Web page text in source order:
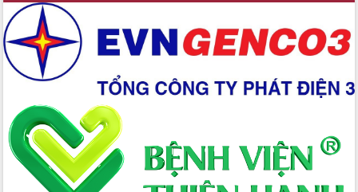
Trương Công Thái kiểm tra thực địa
Dự án cao tốc Khánh Hòa - Buôn Ma
Thuột
Định vị cà phê Việt Nam như một “di
sản sống” trong dòng chảy toàn cầu
Xây dựng nông thôn mới: Nâng cao đời
sống người dân từ những mô hình thiết
thực
Quyết liệt tháo gỡ vướng mắc, đẩy
nhanh tiến độ các dự án trọng điểm
trong Khu kinh tế Nam Phú Yên